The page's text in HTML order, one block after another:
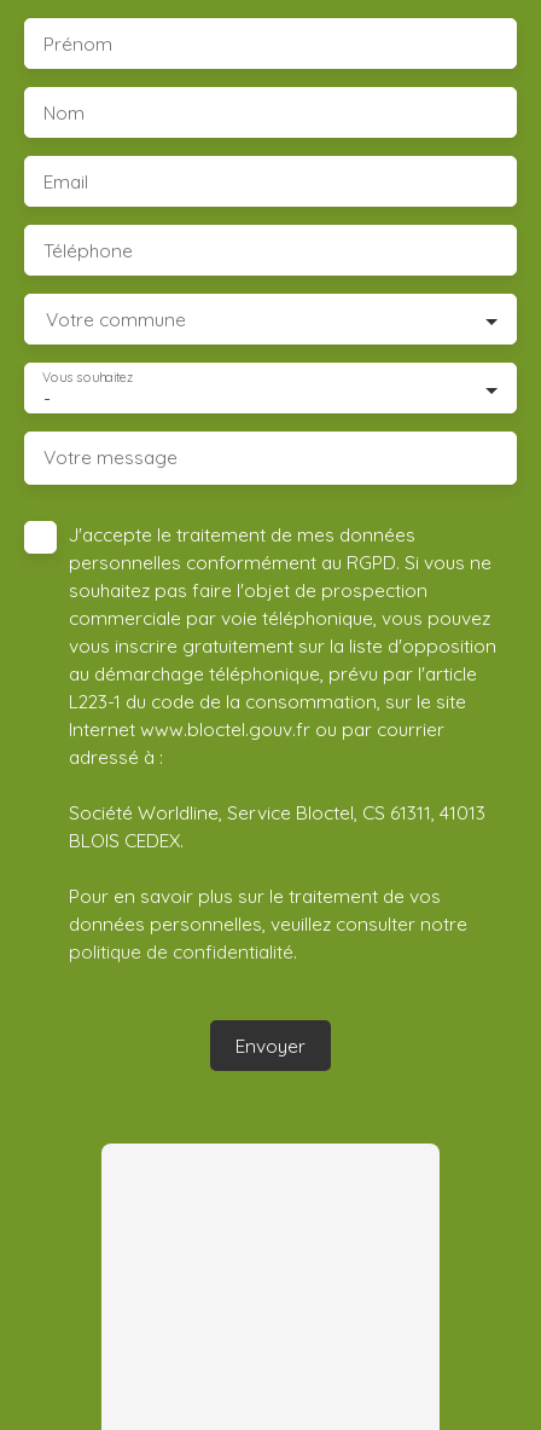
Prénom
Nom
Email
Téléphone
Votre commune
-
Vous souhaitez
Votre message
J'accepte le traitement de mes données
personnelles conformément au RGPD. Si vous ne
souhaitez pas faire l'objet de prospection
commerciale par voie téléphonique, vous pouvez
vous inscrire gratuitement sur la liste d'opposition
au démarchage téléphonique, prévu par l'article
L223-1 du code de la consommation, sur le site
Internet www.bloctel.gouv.fr ou par courrier
adressé à :
Société Worldline, Service Bloctel, CS 61311, 41013
BLOIS CEDEX.
Pour en savoir plus sur le traitement de vos
données personnelles, veuillez consulter notre
politique de confidentialité.
Envoyer